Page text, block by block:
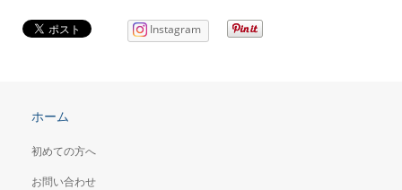
Instagram
ホーム
初めての方へ
お問い合わせ